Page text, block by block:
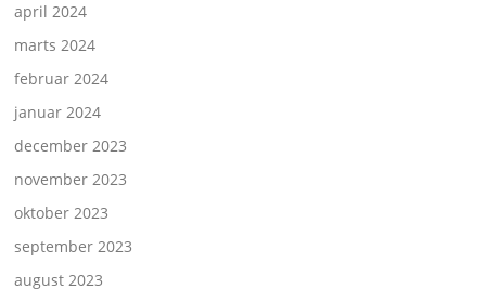
april 2024
marts 2024
februar 2024
januar 2024
december 2023
november 2023
oktober 2023
september 2023
august 2023